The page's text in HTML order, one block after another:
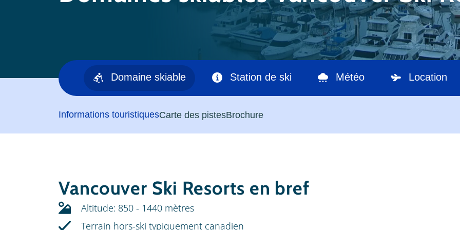
Domaine skiable Station de ski Météo Location
Informations touristiquesCarte des pistesBrochure
Vancouver Ski Resorts en bref
Altitude: 850 - 1440 mètres
Terrain hors-ski typiquement canadien